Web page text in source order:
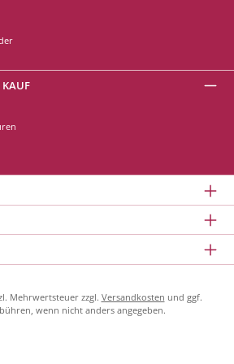
Mehrwertsteuer zzgl. Versandkosten und ggf.
wenn nicht anders angegeben.